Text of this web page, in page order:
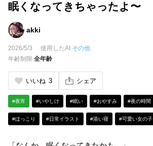
眠くなってきちゃったよ〜
akki
2026/5/3 使用したAI その他
年齢制限 全年齢
いいね 3 シェア
#夜宵 #いやしけ #眠い #おやすみ #夜の時間
#ほっこり #日常イラスト #添い寝 #可愛い女の子